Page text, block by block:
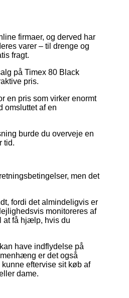
firmaer, og derved har
varer – til drenge og
fragt.
på Timex 80 Black
pris.
en pris som virker enormt
omsluttet af en
burde du overveje en
tid.
men det
fordi det almindeligvis er
monitoreres af
at få hjælp, hvis du
have indflydelse på
er det også
eftervise sit køb af
dame.